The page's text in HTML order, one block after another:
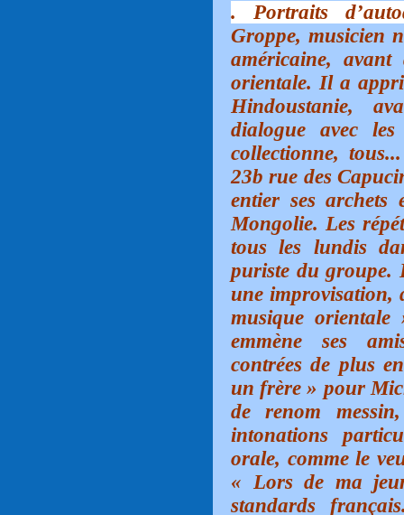
. Portraits
Groppe, musicien
américaine,
orientale. Il a
Hindoustanie,
dialogue avec
collectionne,
23b rue des
entier ses archets
Mongolie. Les
tous les lundis
puriste du groupe.
une improvisation,
musique
emmène ses
contrées de plus
un frère » pour
de renom
intonations
orale, comme le
« Lors de ma
standards